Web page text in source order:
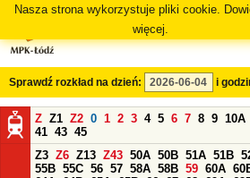
Nasza strona wykorzystuje pliki cookie.
więcej.
Sprawdź rozkład na dzień: i
Z Z1 Z2 0 1 2 3 4 5 6 7 8 9 10A
41 43 45
Z3 Z6 Z13 Z43 50A 50B 51A 51B
55B 55C 56 57 58A 58B 59 60A